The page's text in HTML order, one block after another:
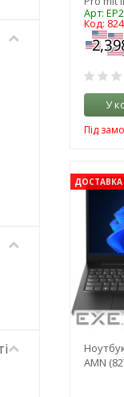
Арт:
Код:
У
Під
ДОСТАВКА
AMN